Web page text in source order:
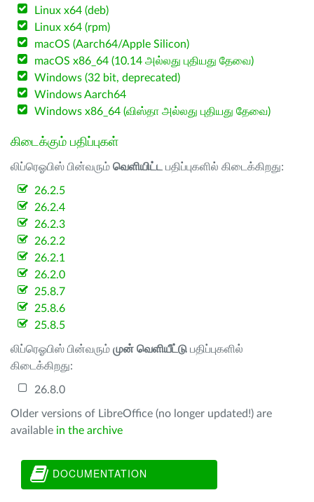
Linux x64 (deb)
Linux x64 (rpm)
macOS (Aarch64/Apple Silicon)
macOS x86_64 (10.14 அல்லது புதியது தேவை)
Windows (32 bit, deprecated)
Windows Aarch64
Windows x86_64 (விஸ்தா அல்லது புதியது தேவை)
கிடைக்கும் பதிப்புகள்
லிப்ரெஓபிஸ் பின்வரும் வெளியிட்ட பதிப்புகளில் கிடைக்கிறது:
26.2.5
26.2.4
26.2.3
26.2.2
26.2.1
26.2.0
25.8.7
25.8.6
25.8.5
லிப்ரெஓபிஸ் பின்வரும் முன் வெளியீட்டு பதிப்புகளில்
கிடைக்கிறது:
26.8.0
Older versions of LibreOffice (no longer updated!) are
available in the archive
DOCUMENTATION